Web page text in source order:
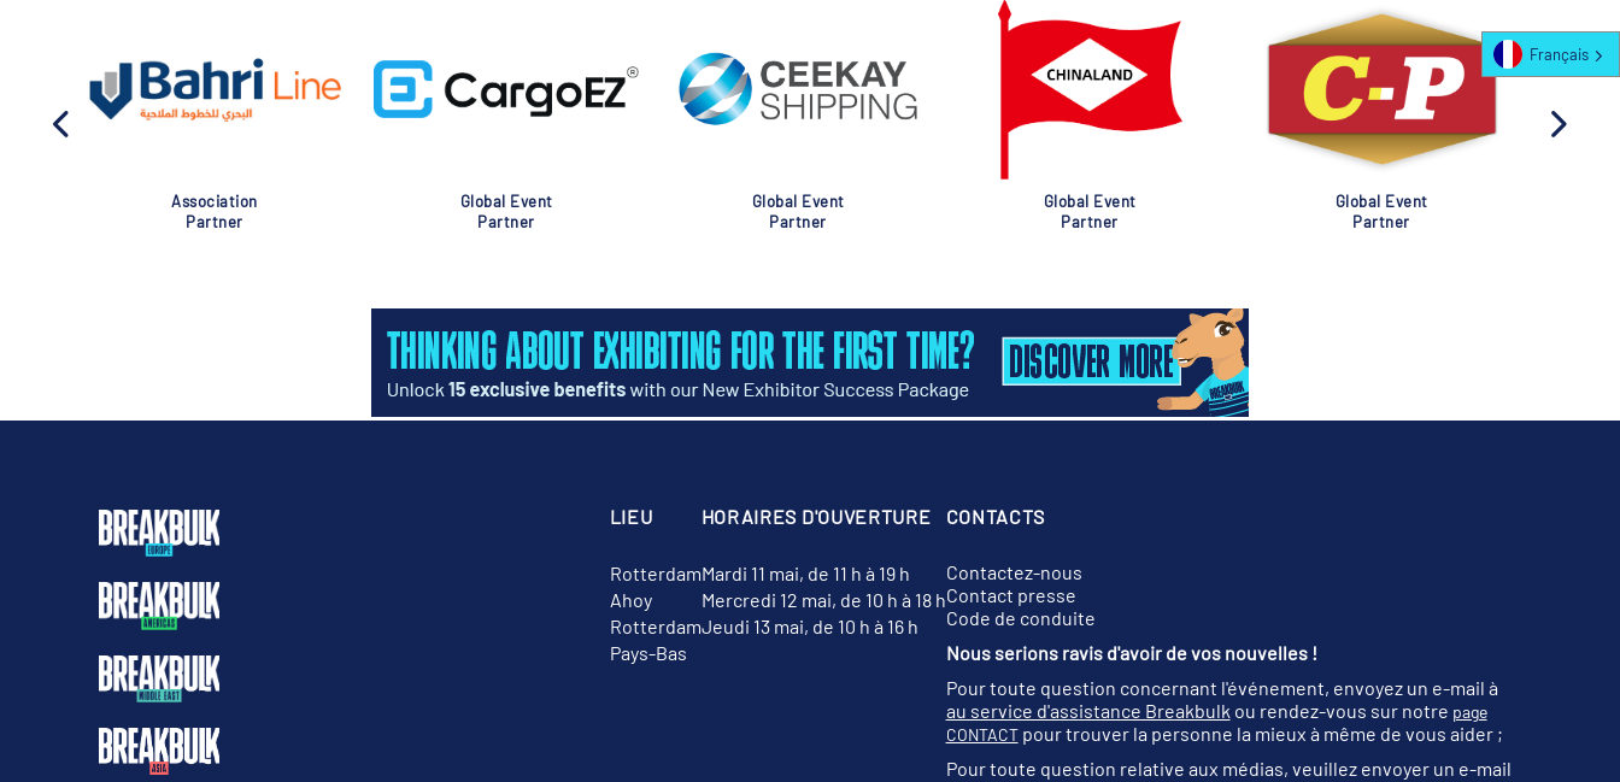
Association
Partner
Global Event
Partner
Global Event
Partner
Global Event
Partner
Global Event
Partner
LIEU
Rotterdam
Ahoy
Rotterdam
Pays-Bas
HORAIRES D'OUVERTURE
Mardi 11 mai, de 11 h à 19 h
Mercredi 12 mai, de 10 h à 18 h
Jeudi 13 mai, de 10 h à 16 h
CONTACTS
Contactez-nous
Contact presse
Code de conduite
Nous serions ravis d'avoir de vos nouvelles !
Pour toute question concernant l'événement, envoyez un e-mail à
au service d'assistance Breakbulk ou rendez-vous sur notre page
CONTACTpour trouver la personne la mieux à même de vous aider ;
Pour toute question relative aux médias, veuillez envoyer un e-mail
Français